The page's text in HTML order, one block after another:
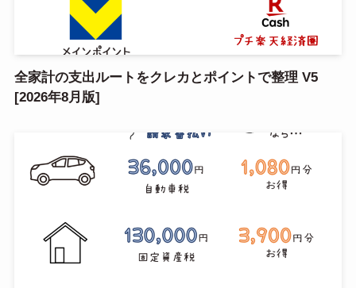
全家計の支出ルートをクレカとポイントで整理 V5
[2026年8月版]